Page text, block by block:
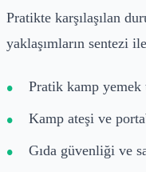
Pratikte karşılaşılan
yaklaşımların sentezi
Pratik kamp
Kamp ateşi ve
Gıda güvenliği ve